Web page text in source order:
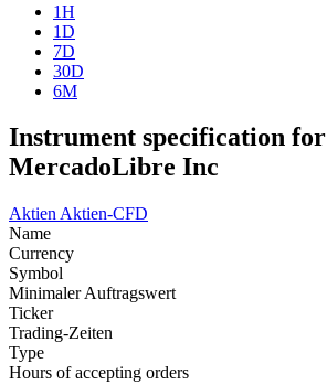
1H
1D
7D
30D
6M
Instrument specification for
MercadoLibre Inc
Aktien Aktien-CFD
Name
Currency
Symbol
Minimaler Auftragswert
Ticker
Trading-Zeiten
Type
Hours of accepting orders